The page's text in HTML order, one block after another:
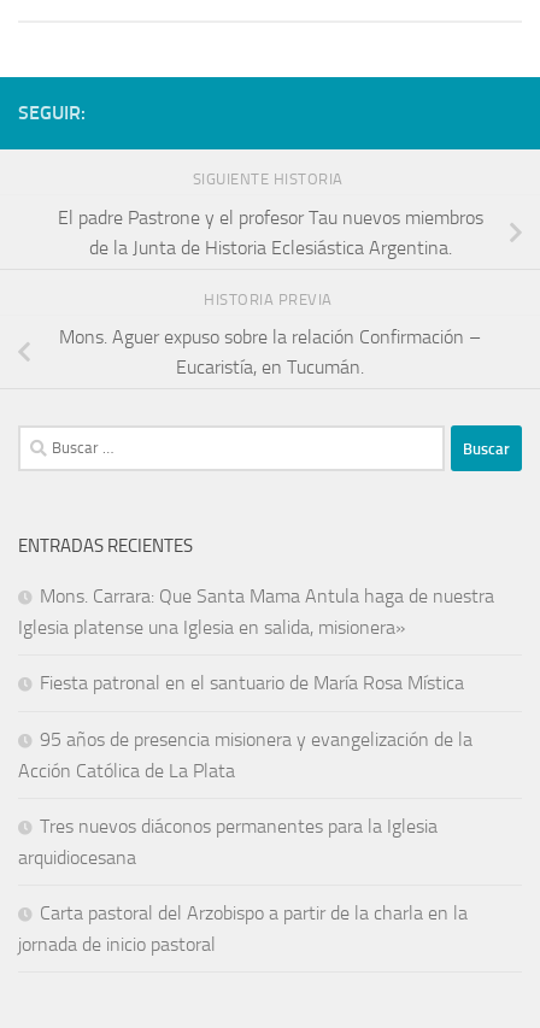
SEGUIR:
SIGUIENTE HISTORIA
El padre Pastrone y el profesor Tau nuevos miembros
de la Junta de Historia Eclesiástica Argentina.
HISTORIA PREVIA
Mons. Aguer expuso sobre la relación Confirmación –
Eucaristía, en Tucumán.
ENTRADAS RECIENTES
Mons. Carrara: Que Santa Mama Antula haga de nuestra
Iglesia platense una Iglesia en salida, misionera»
Fiesta patronal en el santuario de María Rosa Mística
95 años de presencia misionera y evangelización de la
Acción Católica de La Plata
Tres nuevos diáconos permanentes para la Iglesia
arquidiocesana
Carta pastoral del Arzobispo a partir de la charla en la
jornada de inicio pastoral